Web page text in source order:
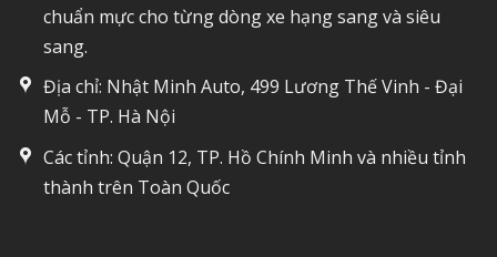
chuẩn mực cho từng dòng xe hạng sang và siêu
sang.
Địa chỉ: Nhật Minh Auto, 499 Lương Thế Vinh - Đại
Mỗ - TP. Hà Nội
Các tỉnh: Quận 12, TP. Hồ Chính Minh và nhiều tỉnh
thành trên Toàn Quốc